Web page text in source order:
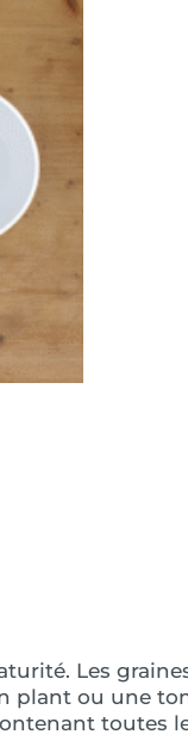
Les
plant ou une
toutes